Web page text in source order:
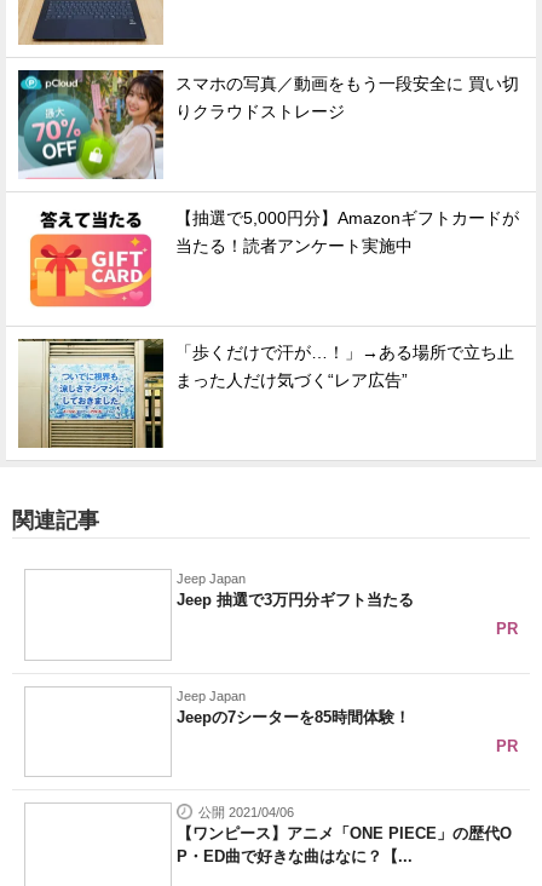
スマホの写真／動画をもう一段安全に 買い切
りクラウドストレージ
【抽選で5,000円分】Amazonギフトカードが
当たる！読者アンケート実施中
「歩くだけで汗が…！」→ある場所で立ち止
まった人だけ気づく“レア広告”
関連記事
Jeep Japan
Jeep 抽選で3万円分ギフト当たる
PR
Jeep Japan
Jeepの7シーターを85時間体験！
PR
公開 2021/04/06
【ワンピース】アニメ「ONE PIECE」の歴代O
P・ED曲で好きな曲はなに？【...